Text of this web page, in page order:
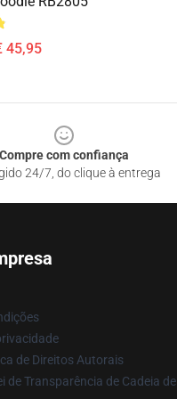
45,95
Compre com confiança
24/7, do clique à entrega
de Direitos Autorais
de Transparência de Cadeia de